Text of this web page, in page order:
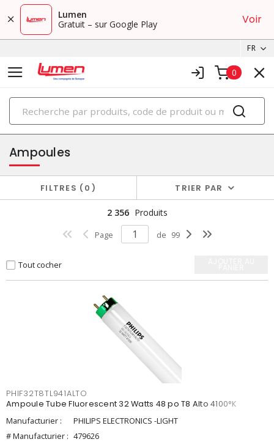
Lumen
Gratuit – sur Google Play
Voir
FR
0
PRODUITS
éclairage
Ampoules
FILTRES 0 TRIER PAR
2 356 Produits
Page de 99
Tout cocher
PHIF32T8TL941ALTO
Ampoule Tube Fluorescent 32 Watts 48 po T8 Alto 4100°K
Manufacturier :
PHILIPS ELECTRONICS -LIGHT
# Manufacturier : 479626